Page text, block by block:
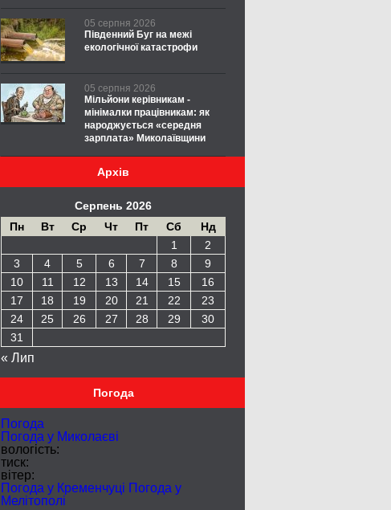
05 серпня 2026
Південний Буг на межі
екологічної катастрофи
05 серпня 2026
Мільйони керівникам -
мінімалки працівникам: як
народжується «середня
зарплата» Миколаївщини
Архів
Серпень 2026
Пн
Вт Ср Чт Пт Сб
Нд
1
2
3
4 5 6 7 8
9
10
11 12 13 14 15
16
17
18 19 20 21 22
23
24
25 26 27 28 29
30
31
« Лип
Погода
Погода
Погода у Миколаєві
вологість:
тиск:
вітер:
Погода у Кременчуці Погода у
Мелітополі